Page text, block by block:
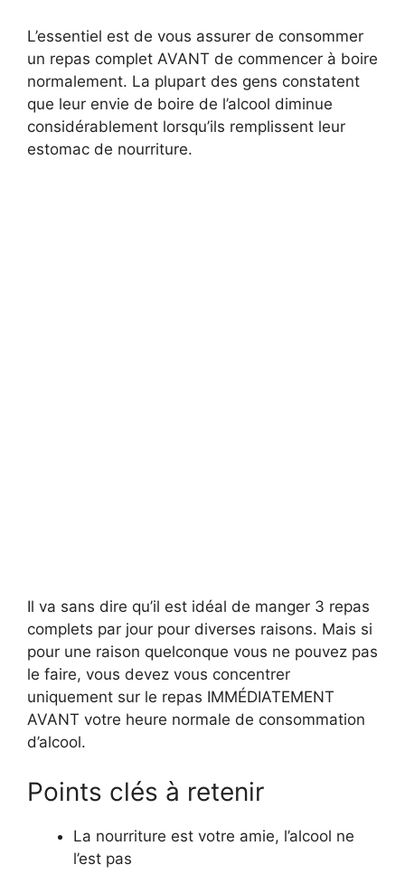
L’essentiel est de vous assurer de consommer
un repas complet AVANT de commencer à boire
normalement. La plupart des gens constatent
que leur envie de boire de l’alcool diminue
considérablement lorsqu’ils remplissent leur
estomac de nourriture.
Il va sans dire qu’il est idéal de manger 3 repas
complets par jour pour diverses raisons. Mais si
pour une raison quelconque vous ne pouvez pas
le faire, vous devez vous concentrer
uniquement sur le repas IMMÉDIATEMENT
AVANT votre heure normale de consommation
d’alcool.
Points clés à retenir
La nourriture est votre amie, l’alcool ne
l’est pas